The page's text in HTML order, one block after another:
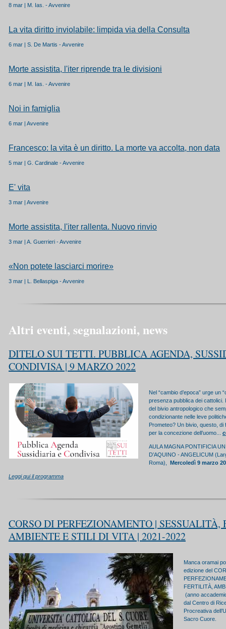
8 mar | M. Ias. - Avvenire
La vita diritto inviolabile: limpida via della Consulta
6 mar | S. De Martis - Avvenire
Morte assistita, l'iter riprende tra le divisioni
6 mar | M. Ias. - Avvenire
Noi in famiglia
6 mar | Avvenire
Francesco: la vita è un diritto. La morte va accolta, non data
5 mar | G. Cardinale - Avvenire
E' vita
3 mar | Avvenire
Morte assistita, l'iter rallenta. Nuovo rinvio
3 mar | A. Guerrieri - Avvenire
«Non potete lasciarci morire»
3 mar | L. Bellaspiga - Avvenire
Altri eventi, segnalazioni, news
DITELO SUI TETTI. PUBBLICA AGENDA,
CONDIVISA | 9 MARZO 2022
Nel “cambio d’epoca” urge un
presenza pubblica dei
del bivio antropologico che
condizionante nelle leve
Prometeo? Un bivio, questo, di
per la concezione dell’uomo...
AULA MAGNA PONTIFICIA
D’AQUINO - ANGELICUM
Roma), Mercoledì 9 marzo
Leggi qui il programma
CORSO DI PERFEZIONAMENTO | SESSUALITÀ,
AMBIENTE E STILI DI VITA | 2021-2022
Manca oramai
edizione del
FERTILITÀ,
(anno
dal Centro di
Procreativa
Sacro Cuore.